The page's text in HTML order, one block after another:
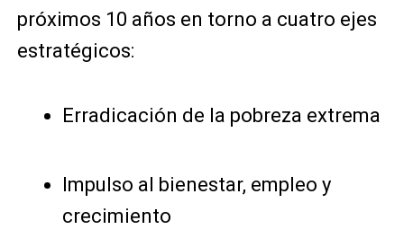
próximos 10 años en torno a cuatro ejes
estratégicos:
Erradicación de la pobreza extrema
Impulso al bienestar, empleo y
crecimiento